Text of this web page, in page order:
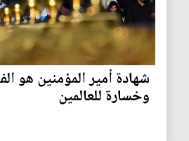
شهادة أمير المؤمنين هو
وخسارة للعالمين